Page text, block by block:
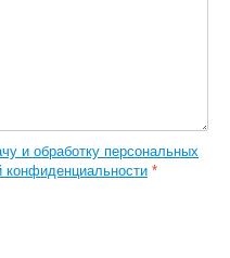
и обработку персональных
конфиденциальности *